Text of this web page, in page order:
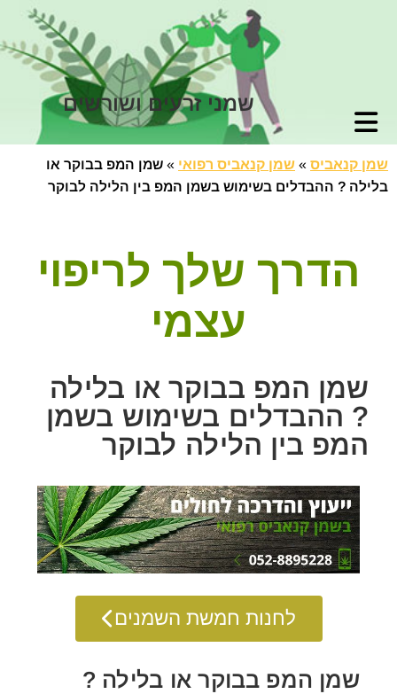
שמני זרעים ושורשים
שמן קנאביס » שמן קנאביס רפואי » שמן המפ בבוקר או
בלילה ? ההבדלים בשימוש בשמן המפ בין הלילה לבוקר
הדרך שלך לריפוי
עצמי
שמן המפ בבוקר או בלילה
? ההבדלים בשימוש בשמן
המפ בין הלילה לבוקר
לחנות חמשת השמנים
שמן המפ בבוקר או בלילה ?